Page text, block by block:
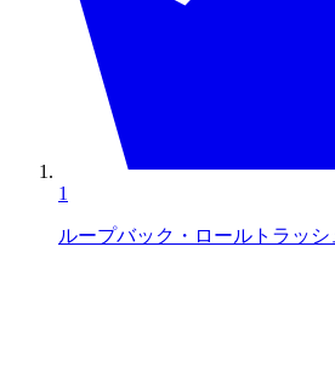
1
ループバック・ロールトラッシ